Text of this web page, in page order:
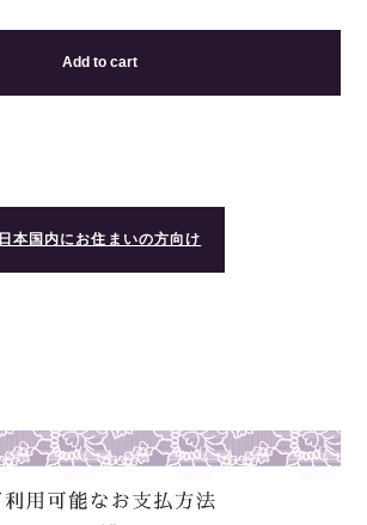
Add to cart
日本国内にお住まいの方向け